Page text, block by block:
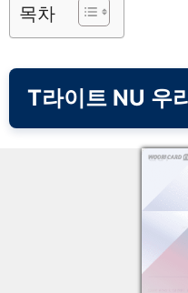
목차
T라이트 NU 우